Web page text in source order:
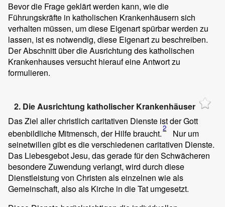
Bevor die Frage geklärt werden kann, wie die
Führungskräfte in katholischen Krankenhäusern sich
verhalten müssen, um diese Eigenart spürbar werden zu
lassen, ist es notwendig, diese Eigenart zu beschreiben.
Der Abschnitt über die Ausrichtung des katholischen
Krankenhauses versucht hierauf eine Antwort zu
formulieren.
2. Die Ausrichtung katholischer Krankenhäuser
Das Ziel aller christlich caritativen Dienste ist der Gott
ebenbildliche Mitmensch, der Hilfe braucht.2
Nur um
seinetwillen gibt es die verschiedenen caritativen Dienste.
Das Liebesgebot Jesu, das gerade für den Schwächeren
besondere Zuwendung verlangt, wird durch diese
Dienstleistung von Christen als einzelnen wie als
Gemeinschaft, also als Kirche in die Tat umgesetzt.